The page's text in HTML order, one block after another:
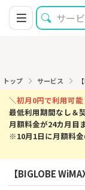
トップ サービス
＼初月0円で利用可能
最低利用期間なし＆
月額料金が24カ月目
※10月1日に月額料
【BIGLOBE